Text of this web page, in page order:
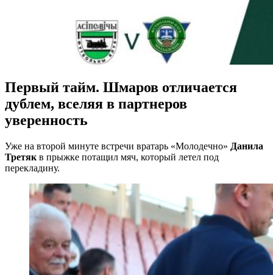
Первый тайм. Шмаров отличается
дублем, вселяя в партнеров
уверенность
Уже на второй минуте встречи вратарь «Молодечно» Данила
Третяк в прыжке потащил мяч, который летел под
перекладину.